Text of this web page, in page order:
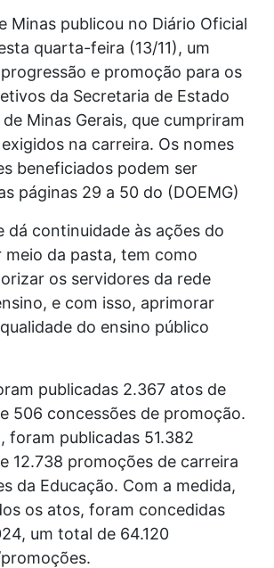
Minas publicou no Diário Oficial
quarta-feira (13/11), um
e promoção para os
da Secretaria de Estado
Minas Gerais, que cumpriram
na carreira. Os nomes
beneficiados podem ser
páginas 29 a 50 do (DOEMG)
dá continuidade às ações do
meio da pasta, tem como
os servidores da rede
e com isso, aprimorar
do ensino público
publicadas 2.367 atos de
506 concessões de promoção.
foram publicadas 51.382
12.738 promoções de carreira
da Educação. Com a medida,
os atos, foram concedidas
um total de 64.120